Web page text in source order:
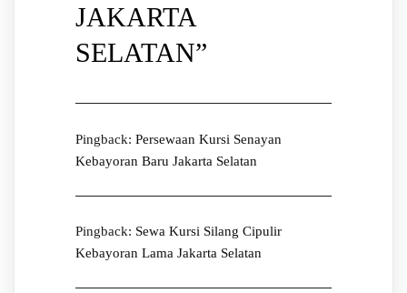
JAKARTA
SELATAN”
Pingback: Persewaan Kursi Senayan
Kebayoran Baru Jakarta Selatan
Pingback: Sewa Kursi Silang Cipulir
Kebayoran Lama Jakarta Selatan